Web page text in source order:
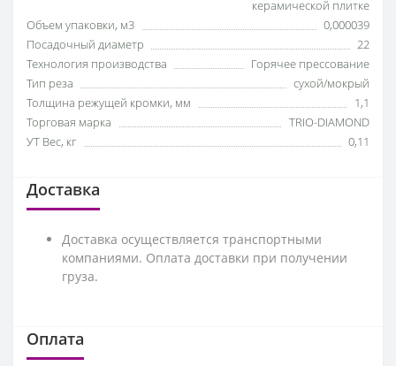
керамической плитке
Объем упаковки, м3
0,000039
Посадочный диаметр
22
Технология производства
Горячее прессование
Тип реза
сухой/мокрый
Толщина режущей кромки, мм
1,1
Торговая марка
TRIO-DIAMOND
УТ Вес, кг
0,11
Доставка
Доставка осуществляется транспортными
компаниями. Оплата доставки при получении
груза.
Оплата